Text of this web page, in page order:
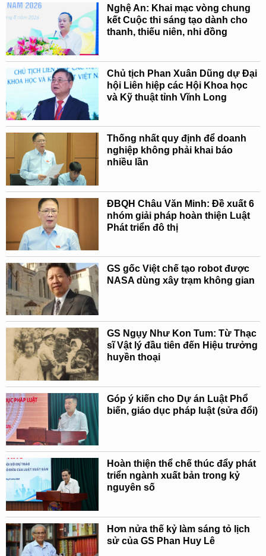
Nghệ An: Khai mạc vòng chung
kết Cuộc thi sáng tạo dành cho
thanh, thiếu niên, nhi đồng
Chủ tịch Phan Xuân Dũng dự Đại
hội Liên hiệp các Hội Khoa học
và Kỹ thuật tỉnh Vĩnh Long
Thống nhất quy định để doanh
nghiệp không phải khai báo
nhiều lần
ĐBQH Châu Văn Minh: Đề xuất 6
nhóm giải pháp hoàn thiện Luật
Phát triển đô thị
GS gốc Việt chế tạo robot được
NASA dùng xây trạm không gian
GS Ngụy Như Kon Tum: Từ Thạc
sĩ Vật lý đầu tiên đến Hiệu trưởng
huyền thoại
Góp ý kiến cho Dự án Luật Phổ
biến, giáo dục pháp luật (sửa đổi)
Hoàn thiện thể chế thúc đẩy phát
triển ngành xuất bản trong kỷ
nguyên số
Hơn nửa thế kỷ làm sáng tỏ lịch
sử của GS Phan Huy Lê